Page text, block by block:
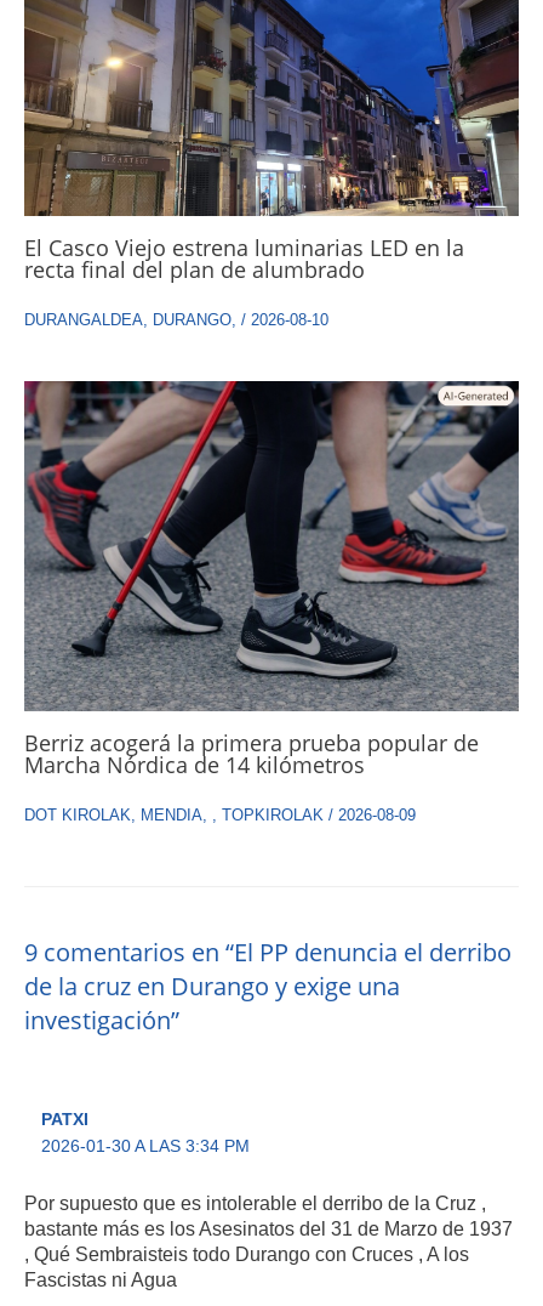
El Casco Viejo estrena luminarias LED en la
recta final del plan de alumbrado
DURANGALDEA, DURANGO, / 2026-08-10
Berriz acogerá la primera prueba popular de
Marcha Nórdica de 14 kilómetros
DOT KIROLAK, MENDIA, , TOPKIROLAK / 2026-08-09
9 comentarios en “El PP denuncia el derribo
de la cruz en Durango y exige una
investigación”
PATXI
2026-01-30 A LAS 3:34 PM
Por supuesto que es intolerable el derribo de la Cruz ,
bastante más es los Asesinatos del 31 de Marzo de 1937
, Qué Sembraisteis todo Durango con Cruces , A los
Fascistas ni Agua